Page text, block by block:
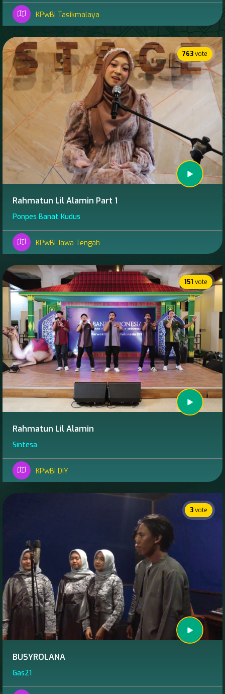
KPwBI Tasikmalaya
763vote
Rahmatun Lil Alamin Part 1
Ponpes Banat Kudus
KPwBI Jawa Tengah
151 vote
Rahmatun Lil Alamin
Sintesa
KPwBI DIY
3vote
BUSYROLANA
Gas21